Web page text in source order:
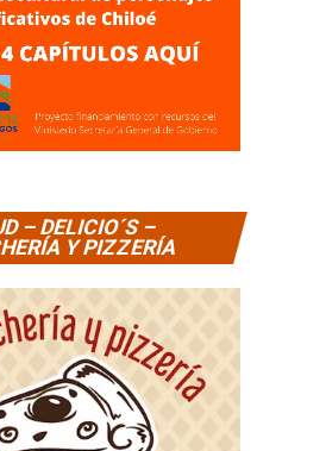
– DELICIO´S –
Y PIZZERÍA